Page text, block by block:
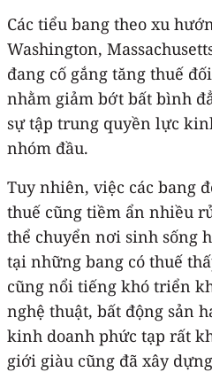
Các tiểu bang theo xu
Washington,
đang cố gắng tăng thuế
nhằm giảm bớt bất bình
sự tập trung quyền lực
nhóm đầu.
Tuy nhiên, việc các bang
thuế cũng tiềm ẩn nhiều
thể chuyển nơi sinh sống
tại những bang có thuế
cũng nổi tiếng khó triển
nghệ thuật, bất động sản
kinh doanh phức tạp rất
giới giàu cũng đã xây